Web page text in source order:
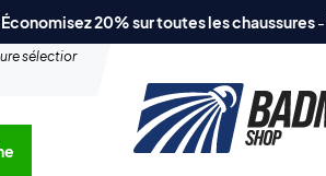
Économisez 20% sur toutes les chaussures-
sélection